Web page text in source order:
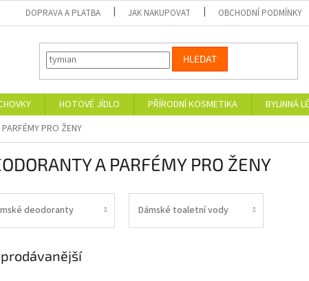
DOPRAVA A PLATBA JAK NAKUPOVAT OBCHODNÍ PODMÍNKY
HLEDAT
HOTOVÉ JÍDLO PŘÍRODNÍ KOSMETIKA BYLINNÁ
PRO ŽENY
A PARFÉMY PRO ŽENY
deodoranty Dámské toaletní vody